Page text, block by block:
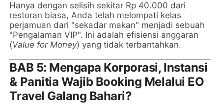
Hanya dengan selisih sekitar Rp 40.000 dari
restoran biasa, Anda telah melompati kelas
perjamuan dari "sekadar makan" menjadi sebuah
"Pengalaman VIP". Ini adalah efisiensi anggaran
(Value for Money) yang tidak terbantahkan.
BAB 5: Mengapa Korporasi, Instansi
& Panitia Wajib Booking Melalui EO
Travel Galang Bahari?